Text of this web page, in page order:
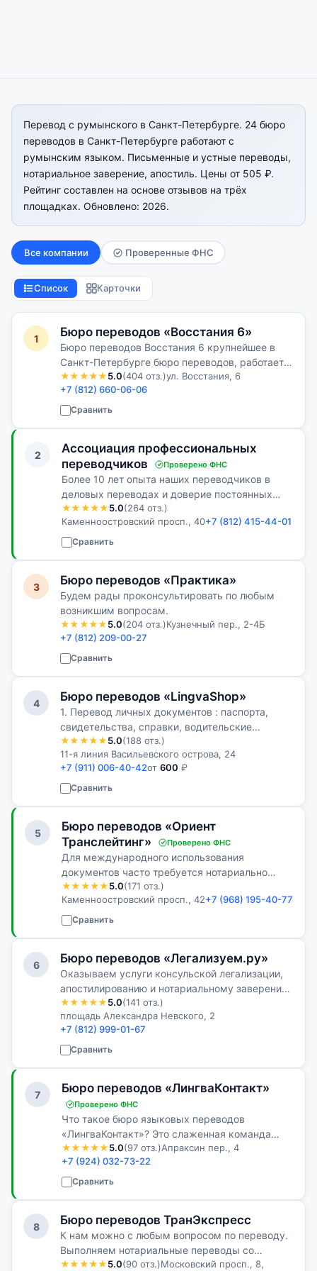
Перевод с румынского в Санкт-Петербурге. 24 бюро
переводов в Санкт-Петербурге работают с
румынским языком. Письменные и устные переводы,
нотариальное заверение, апостиль. Цены от 505 ₽.
Рейтинг составлен на основе отзывов на трёх
площадках. Обновлено: 2026.
Все компании Проверенные ФНС
Список Карточки
1 Бюро переводов «Восстания 6»
Бюро переводов Восстания 6 крупнейшее в
Санкт-Петербурге бюро переводов, работает с
1998 года. Мы расположены в самом центре
города, на улице Восстания, дом 6, в здании
Юридического центра Восстания 6…
★★★★★5.0(404 отз.)ул. Восстания, 6
+7 (812) 660-06-06
Сравнить
2
Ассоциация профессиональных
переводчиков
Проверено ФНС
Более 10 лет опыта наших переводчиков в
деловых переводах и доверие постоянных
Клиентов - наши лучшие доказательства!
★★★★★5.0(264 отз.)
Каменноостровский просп., 40+7 (812) 415-44-01
Сравнить
3 Бюро переводов «Практика»
Будем рады проконсультировать по любым
возникшим вопросам.
★★★★★5.0(204 отз.)Кузнечный пер., 2-4Б
+7 (812) 209-00-27
Сравнить
4 Бюро переводов «LingvaShop»
1. Перевод личных документов : паспорта,
свидетельства, справки, водительские
удостоверения, печати/штампы и др.: от 600
руб. 2. Перевод прочих документов: от 650
руб. за 1 учетную страницу перевода…
★★★★★5.0(188 отз.)
11-я линия Васильевского острова, 24
+7 (911) 006-40-42от 600 ₽
Сравнить
5
Бюро переводов «Ориент
Транслейтинг»
Проверено ФНС
Для международного использования
документов часто требуется нотариально
заверенный перевод. Мы сэкономим ваше
время и силы, предоставив услугу по
нотариальному переводу документов!
★★★★★5.0(171 отз.)
Каменноостровский просп., 42+7 (968) 195-40-77
Сравнить
6 Бюро переводов «Легализуем.ру»
Оказываем услуги консульской легализации,
апостилированию и нотариальному заверению
в Питере
★★★★★5.0(141 отз.)
площадь Александра Невского, 2
+7 (812) 999-01-67
Сравнить
7 Бюро переводов «ЛингваКонтакт»
Проверено ФНС
Что такое бюро языковых переводов
«ЛингваКонтакт»? Это слаженная команда
профессионалов, неоценимый опыт
выполнения самых сложных переводов с
иностранных языков, обширная база клиентов
★★★★★5.0(97 отз.)Апраксин пер., 4
+7 (924) 032-73-22
Сравнить
8 Бюро переводов ТранЭкспресс
К нам можно с любым вопросом по переводу.
Выполняем нотариальные переводы со
скидкой на большие комплекты. Подбираем
★★★★★5.0(90 отз.)Московский просп., 8,